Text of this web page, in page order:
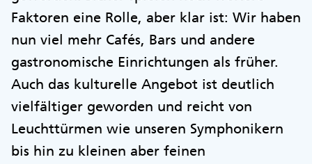
Faktoren eine Rolle, aber klar ist: Wir haben
nun viel mehr Cafés, Bars und andere
gastronomische Einrichtungen als früher.
Auch das kulturelle Angebot ist deutlich
vielfältiger geworden und reicht von
Leuchttürmen wie unseren Symphonikern
bis hin zu kleinen aber feinen